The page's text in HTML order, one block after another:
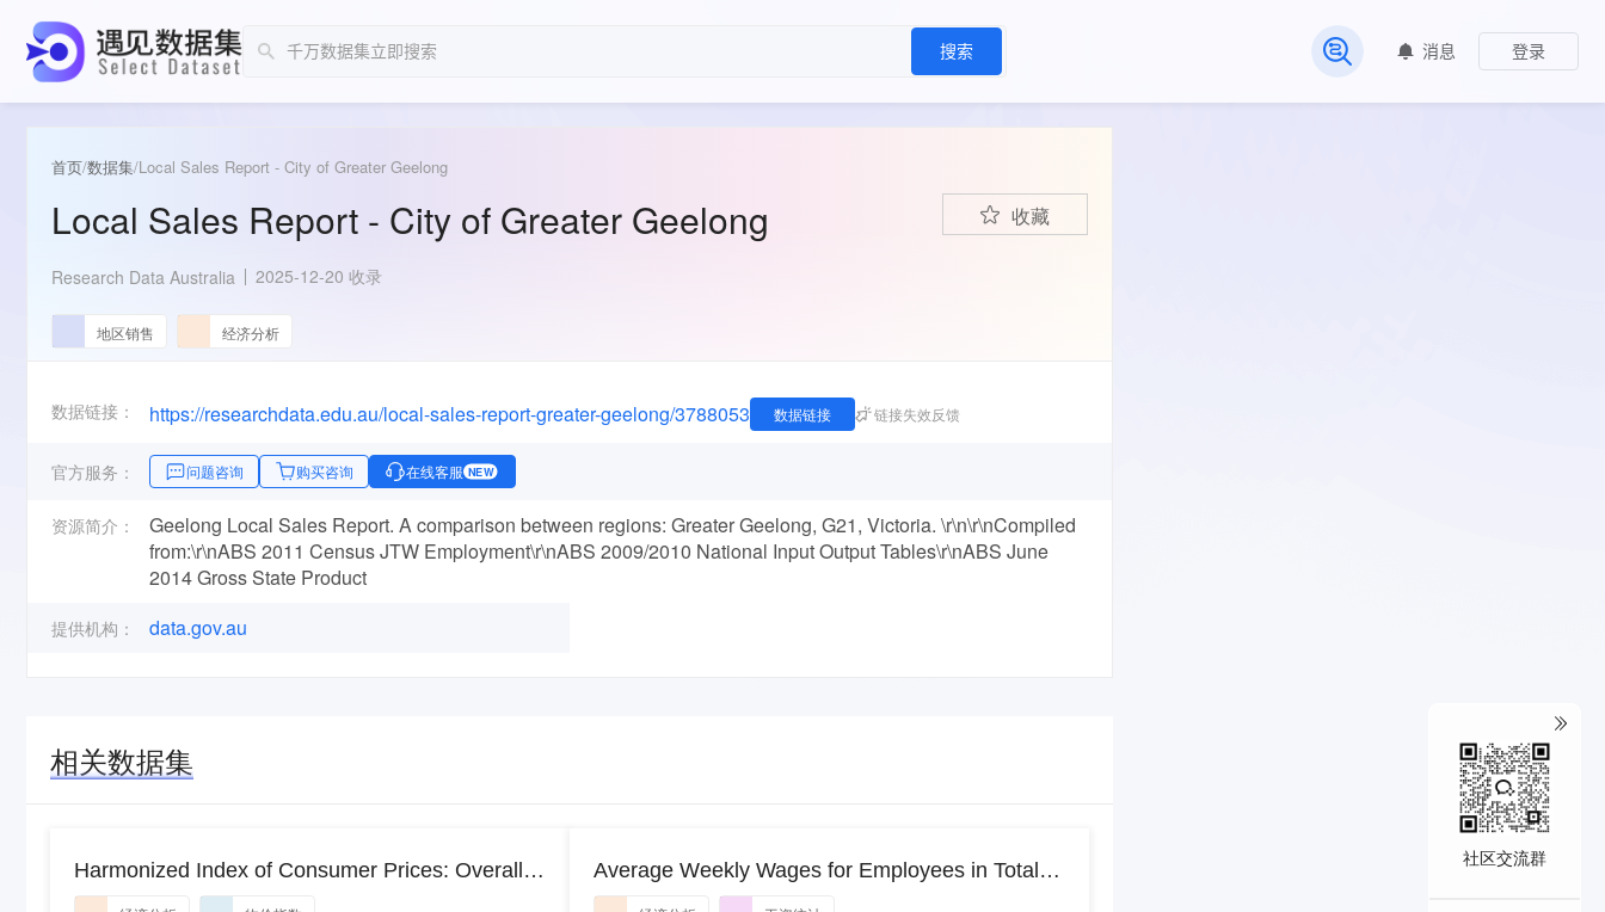
搜索
常见问题
消息 登录
首页/数据集/Local Sales Report - City of Greater Geelong
Local Sales Report - City of Greater Geelong 收藏
Research Data Australia 2025-12-20 收录
地区销售 经济分析
数据链接： https://researchdata.edu.au/local-sales-report-greater-geelong/3788053 数据链接 链接失效反馈
官方服务： 问题咨询 购买咨询 在线客服 NEW
资源简介：
Geelong Local Sales Report. A comparison between regions: Greater Geelong, G21, Victoria. \r\n\r\nCompiled
from:\r\nABS 2011 Census JTW Employment\r\nABS 2009/2010 National Input Output Tables\r\nABS June
2014 Gross State Product
提供机构： data.gov.au
相关数据集
Harmonized Index of Consumer Prices: Overall
Index Excluding Energy for Denmark
Average Weekly Wages for Employees in Total
Covered Establishments in Laredo, TX (MSA)
社区交流群